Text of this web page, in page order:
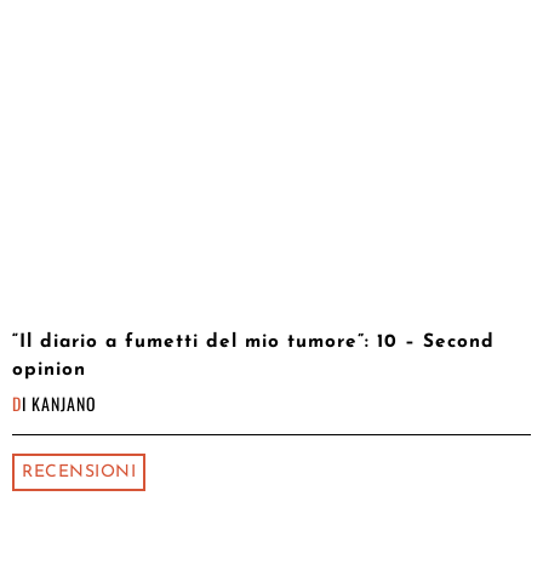
“Il diario a fumetti del mio tumore”: 10 – Second
opinion
DI KANJANO
RECENSIONI